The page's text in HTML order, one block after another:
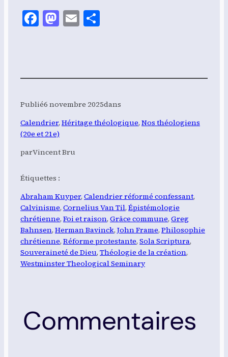
Facebook
Mastodon
Email
Publié6 novembre 2025dans
Calendrier, Héritage théologique, Nos théologiens
(20e et 21e)
parVincent Bru
Étiquettes :
Abraham Kuyper, Calendrier réformé confessant
Calvinisme, Cornelius Van Til, Épistémologie
chrétienne, Foi et raison, Grâce commune, Greg
Bahnsen, Herman Bavinck, John Frame, Philosophie
chrétienne, Réforme protestante, Sola Scriptura
Souveraineté de Dieu, Théologie de la création
Westminster Theological Seminary
Commentaires